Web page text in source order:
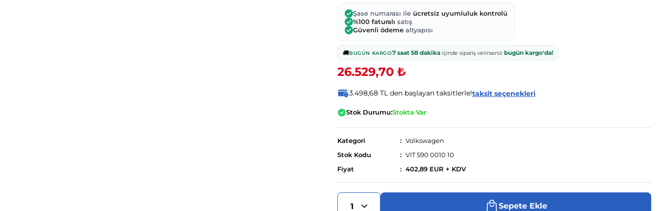
Şase numarası ile ücretsiz uyumluluk kontrolü
%100 faturalı satış
Güvenli ödeme altyapısı
🚚BUGÜN KARGO7 saat 58 dakikaiçinde sipariş verirseniz bugün kargo'da!
26.529,70 ₺
3.498,68 TL den başlayan taksitlerle!taksit seçenekleri
Stok Durumu:Stokta Var
Kategori
Volkswagen
Stok Kodu
VIT 590 0010 10
Fiyat
402,89 EUR + KDV
Sepete Ekle